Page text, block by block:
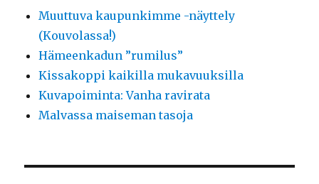
Muuttuva kaupunkimme -näyttely
(Kouvolassa!)
Hämeenkadun ”rumilus”
Kissakoppi kaikilla mukavuuksilla
Kuvapoiminta: Vanha ravirata
Malvassa maiseman tasoja